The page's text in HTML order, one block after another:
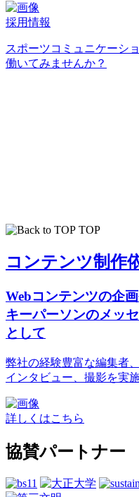
採用情報
スポーツコミュニケーシ
働いてみませんか？
TOP
コンテンツ制作
Webコンテンツの企
キーパーソンのメッ
として
弊社の経験豊富な編集者
インタビュー、撮影を実
詳しくはこちら
協賛パートナー